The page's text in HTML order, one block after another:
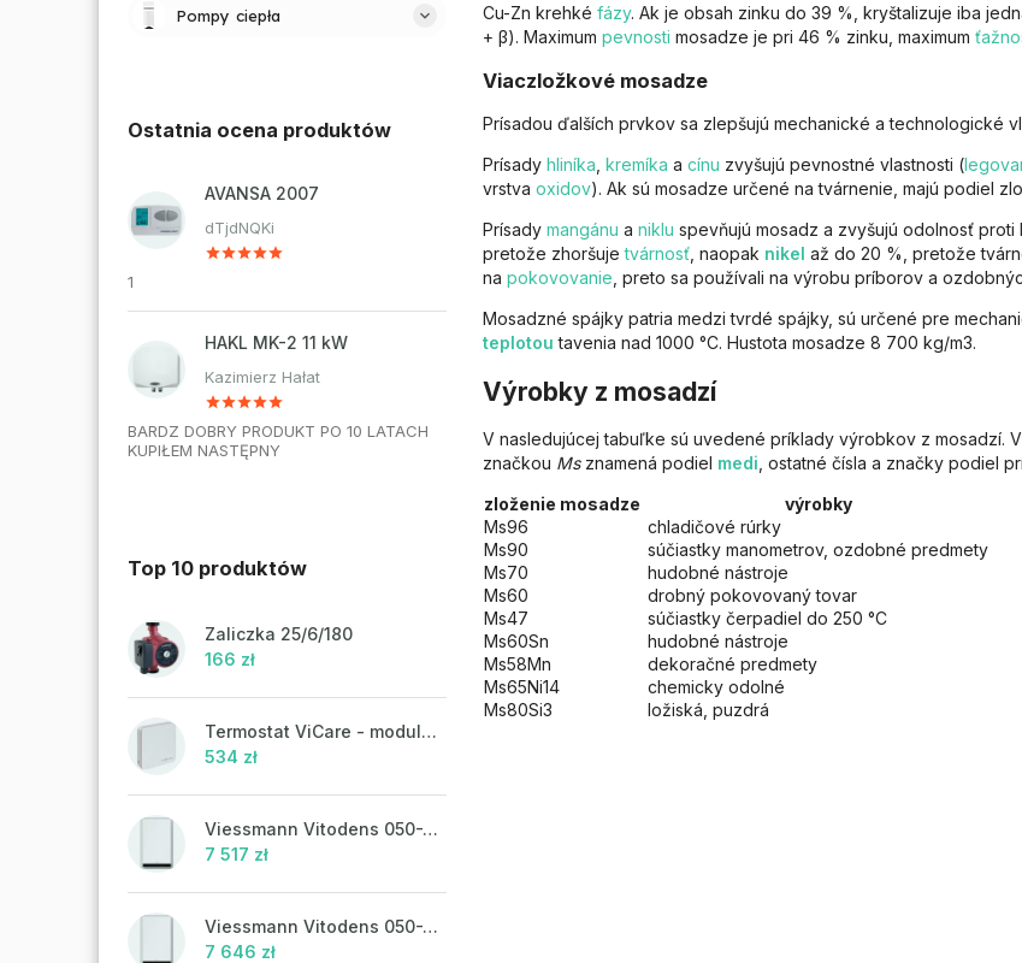
Pompy ciepła
Ostatnia ocena produktów
AVANSA 2007
dTjdNQKi
1
HAKL MK-2 11 kW
Kazimierz Hałat
BARDZ DOBRY PRODUKT PO 10 LATACH
KUPIŁEM NASTĘPNY
Top 10 produktów
Zaliczka 25/6/180
166 zł
Termostat ViCare - modulacja
534 zł
Viessmann Vitodens 050-W, 19 kW
7 517 zł
Viessmann Vitodens 050-W, 19 kW, ciepła woda użytkowa
7 646 zł
Cu-Zn krehké fázy. Ak je obsah zinku do 39 %, kryštalizuje iba
+ β). Maximum pevnosti mosadze je pri 46 % zinku, maximum
Viaczložkové mosadze
Prísadou ďalších prvkov sa zlepšujú mechanické a technologické
Prísady hliníka, kremíka a cínu zvyšujú pevnostné vlastnosti (
vrstva oxidov). Ak sú mosadze určené na tvárnenie, majú podiel
Prísady mangánu a niklu spevňujú mosadz a zvyšujú odolnosť
pretože zhoršuje tvárnosť, naopak nikel až do 20 %, pretože
na pokovovanie, preto sa používali na výrobu príborov a
Mosadzné spájky patria medzi tvrdé spájky, sú určené pre
teplotou tavenia nad 1000 °C. Hustota mosadze 8 700 kg/m3.
Výrobky z mosadzí
V nasledujúcej tabuľke sú uvedené príklady výrobkov z mosadzí.
značkou Ms znamená podiel medi , ostatné čísla a značky podiel
zloženie mosadze
výrobky
Ms96
chladičové rúrky
Ms90
súčiastky manometrov, ozdobné predmety
Ms70
hudobné nástroje
Ms60
drobný pokovovaný tovar
Ms47
súčiastky čerpadiel do 250 °C
Ms60Sn
hudobné nástroje
Ms58Mn
dekoračné predmety
Ms65Ni14
chemicky odolné
Ms80Si3
ložiská, puzdrá